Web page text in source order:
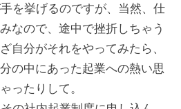
を挙げるのですが、当然、仕
なので、途中で挫折しちゃう
自分がそれをやってみたら、
の中にあった起業への熱い思
ったりして。